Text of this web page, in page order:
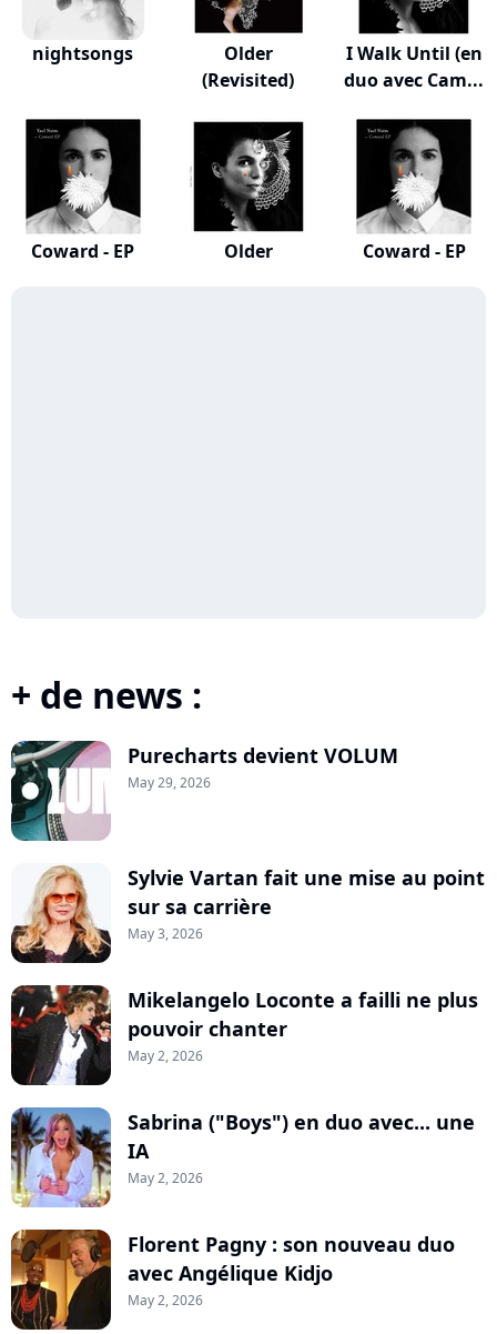
nightsongs
Older
(Revisited)
I Walk Until (en
duo avec Cam...
Coward - EP Older Coward - EP
+ de news :
Purecharts devient VOLUM
May 29, 2026
Sylvie Vartan fait une mise au point
sur sa carrière
May 3, 2026
Mikelangelo Loconte a failli ne plus
pouvoir chanter
May 2, 2026
Sabrina ("Boys") en duo avec... une
IA
May 2, 2026
Florent Pagny : son nouveau duo
avec Angélique Kidjo
May 2, 2026